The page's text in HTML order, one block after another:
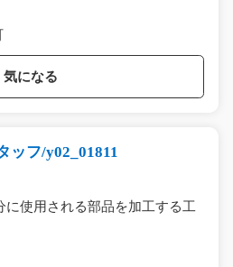
気になる
ッフ/y02_01811
に使用される部品を加工する工